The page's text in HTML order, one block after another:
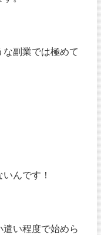
副業では極めて
んです！
い程度で始めら